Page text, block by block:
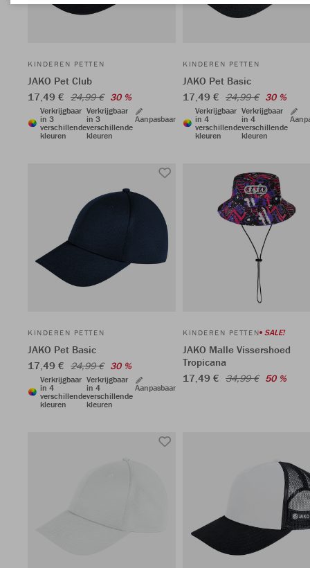
KINDEREN PETTEN
JAKO Pet Club
17,49 € 24,99 € 30 %
Verkrijgbaar
in 3
verschillende
kleuren
Verkrijgbaar
in 3
verschillende
kleuren
Aanpasbaar
KINDEREN PETTEN
JAKO Pet Basic
17,49 € 24,99 € 30 %
Verkrijgbaar
in 4
verschillende
kleuren
Verkrijgbaar
in 4
verschillende
kleuren
KINDEREN PETTEN
JAKO Pet Basic
17,49 € 24,99 € 30 %
Verkrijgbaar
in 4
verschillende
kleuren
Verkrijgbaar
in 4
verschillende
kleuren
Aanpasbaar
KINDEREN PETTEN SALE!
JAKO Malle Vissershoed
Tropicana
17,49 € 34,99 € 50 %